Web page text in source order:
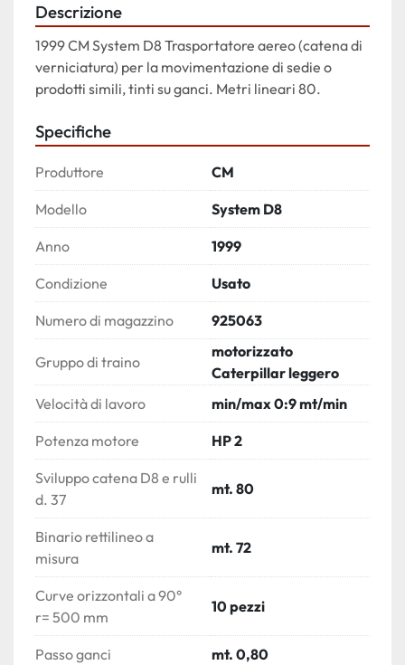
Descrizione
1999 CM System D8 Trasportatore aereo (catena di
verniciatura) per la movimentazione di sedie o
prodotti simili, tinti su ganci. Metri lineari 80.
Specifiche
Produttore CM
Modello System D8
Anno 1999
Condizione Usato
Numero di magazzino 925063
Gruppo di traino
motorizzato
Caterpillar leggero
Velocità di lavoro
min/max 0:9 mt/min
Potenza motore HP 2
Sviluppo catena D8 e rulli
d. 37
mt. 80
Binario rettilineo a
misura
mt. 72
Curve orizzontali a 90°
r= 500 mm
10 pezzi
Passo ganci mt. 0,80